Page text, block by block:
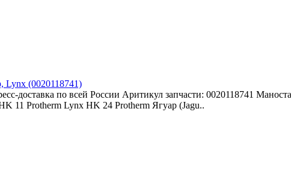
Lynx (0020118741)
доставка по всей России Аритикул запчасти: 0020118741
11 Protherm Lynx HK 24 Protherm Ягуар (Jagu..